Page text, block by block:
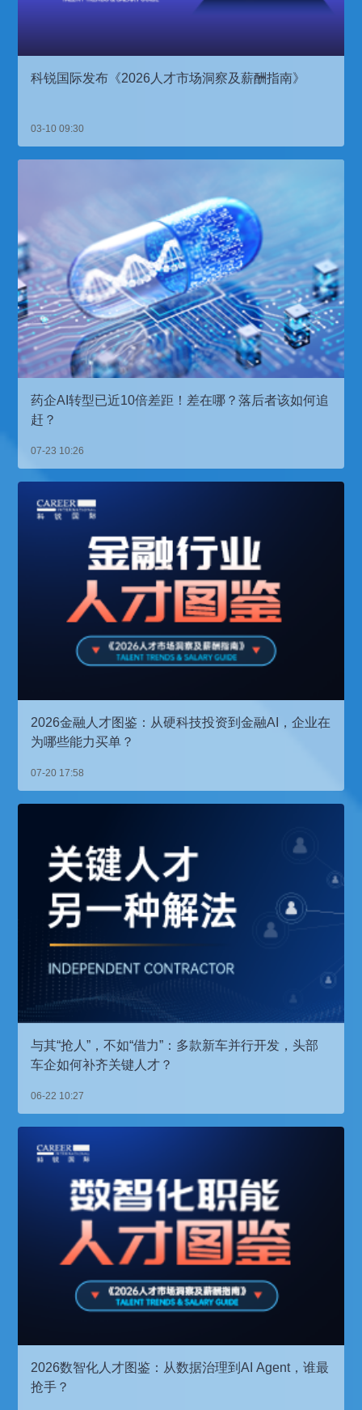
科锐国际发布《2026人才市场洞察及薪酬指南》
03-10 09:30
药企AI转型已近10倍差距！差在哪？落后者该如何追
赶？
07-23 10:26
2026金融人才图鉴：从硬科技投资到金融AI，企业在
为哪些能力买单？
07-20 17:58
与其“抢人”，不如“借力”：多款新车并行开发，头部
车企如何补齐关键人才？
06-22 10:27
2026数智化人才图鉴：从数据治理到AI Agent，谁最
抢手？